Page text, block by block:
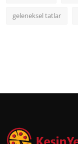
geleneksel tatlar